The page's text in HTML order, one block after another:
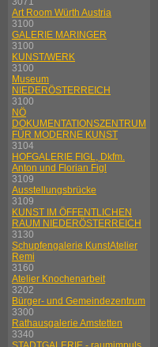
Art Room Würth Austria
3100
GALERIE MARINGER
3100
KUNST/WERK
3100
Museum
NIEDERÖSTERREICH
3100
NÖ
DOKUMENTATIONSZENTRUM
FÜR MODERNE KUNST
3104
HOFGALERIE FIGL, Dkfm.
Anton und Florian Figl
3109
Ausstellungsbrücke
3109
KUNST IM ÖFFENTLICHEN
RAUM NIEDERÖSTERREICH
3130
Schupfengalerie KunstAtelier
Remi
3160
Atelier Knochenarbeit
3202
Bürger- und Gemeindezentrum
3300
Rathausgalerie Amstetten
3340